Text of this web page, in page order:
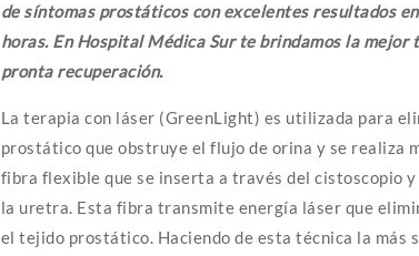
de síntomas prostáticos con excelentes resultados
horas. En Hospital Médica Sur te brindamos la mejor
pronta recuperación.
La terapia con láser (GreenLight) es utilizada para
prostático que obstruye el flujo de orina y se realiza
fibra flexible que se inserta a través del cistoscopio y
la uretra. Esta fibra transmite energía láser que
el tejido prostático. Haciendo de esta técnica la más